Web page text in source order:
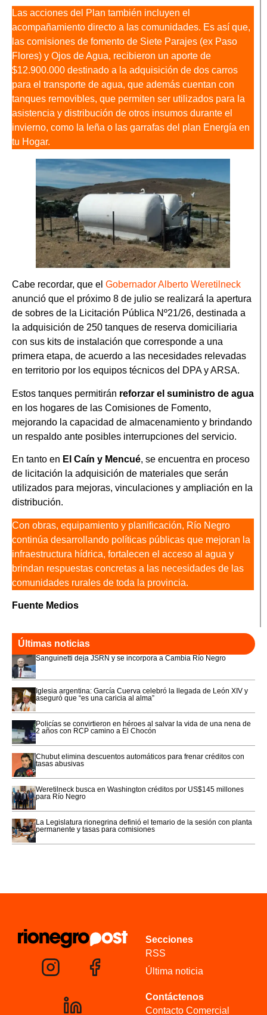
Las acciones del Plan también incluyen el
acompañamiento directo a las comunidades. Es así que,
las comisiones de fomento de Siete Parajes (ex Paso
Flores) y Ojos de Agua, recibieron un aporte de
$12.900.000 destinado a la adquisición de dos carros
para el transporte de agua, que además cuentan con
tanques removibles, que permiten ser utilizados para la
asistencia y distribución de otros insumos durante el
invierno, como la leña o las garrafas del plan Energía en
tu Hogar.
Cabe recordar, que el Gobernador Alberto Weretilneck
anunció que el próximo 8 de julio se realizará la apertura
de sobres de la Licitación Pública Nº21/26, destinada a
la adquisición de 250 tanques de reserva domiciliaria
con sus kits de instalación que corresponde a una
primera etapa, de acuerdo a las necesidades relevadas
en territorio por los equipos técnicos del DPA y ARSA.
Estos tanques permitirán reforzar el suministro de agua
en los hogares de las Comisiones de Fomento,
mejorando la capacidad de almacenamiento y brindando
un respaldo ante posibles interrupciones del servicio.
En tanto en El Caín y Mencué, se encuentra en proceso
de licitación la adquisición de materiales que serán
utilizados para mejoras, vinculaciones y ampliación en la
distribución.
Con obras, equipamiento y planificación, Río Negro
continúa desarrollando políticas públicas que mejoran la
infraestructura hídrica, fortalecen el acceso al agua y
brindan respuestas concretas a las necesidades de las
comunidades rurales de toda la provincia.
Fuente Medios
Últimas noticias
Sanguinetti deja JSRN y se incorpora a Cambia Río Negro
Iglesia argentina: García Cuerva celebró la llegada de León XIV y
aseguró que “es una caricia al alma”
Policías se convirtieron en héroes al salvar la vida de una nena de
2 años con RCP camino a El Chocón
Chubut elimina descuentos automáticos para frenar créditos con
tasas abusivas
Weretilneck busca en Washington créditos por US$145 millones
para Río Negro
La Legislatura rionegrina definió el temario de la sesión con planta
permanente y tasas para comisiones
Secciones
RSS
Última noticia
Contáctenos
Contacto Comercial